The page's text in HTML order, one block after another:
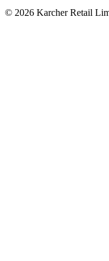
© 2026 Karcher Retail